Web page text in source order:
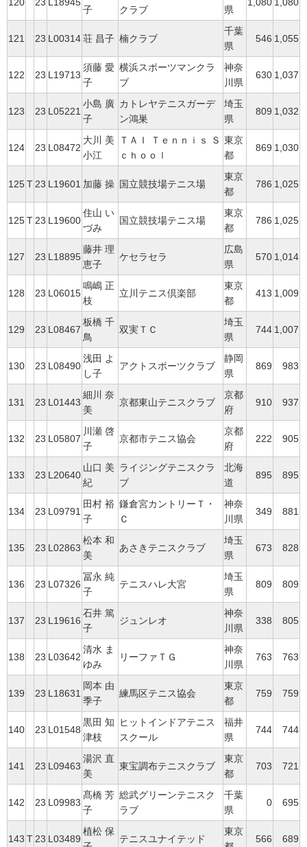
子
クラブ
県
121 23 L00314荘 昌子 楠クラブ
千葉
県
546 1,055
122 23 L19713
須藤 愛
子
横浜スポーツマンクラ
ブ
神奈
川県
630 1,037
123 23 L05221
小島 廣
子
カトレヤテニスガーデ
ン鴻巣
埼玉
県
809 1,032
124 23 L08472
大川 美
小江
ＴＡＩ Ｔｅｎｎｉｓ Ｓ
ｃｈｏｏｌ
東京
都
869 1,030
125T 23 L19601 加藤 操 国立競技場テニス場
東京
都
786 1,025
125T 23 L19600
住山 い
づみ
国立競技場テニス場
東京
都
786 1,025
127 23 L18895
藤井 理
恵子
ケセラセラ
広島
県
570 1,014
128 23 L06015
鳴嶋 正
枝
立川テニス倶楽部
東京
都
413 1,009
129 23 L08467
板橋 千
鳥
双実ＴＣ
埼玉
県
744 1,007
130 23 L08490
浅田 よ
し子
アクトスポーツクラブ
静岡
県
869 983
131 23 L01443
細川 奈
美
京都東山テニスクラブ
京都
府
910 937
132 23 L05807
川瀬 啓
子
京都市テニス協会
京都
府
222 905
133 23 L20640
山口 美
紀
ライジングテニスクラ
ブ
北海
道
895 895
134 23 L09791
田村 裕
子
鎌倉宮カントリーＴ・
Ｃ
神奈
川県
349 881
135 23 L02863
松本 和
美
あさきテニスクラブ
埼玉
県
673 828
136 23 L07326
冨永 純
子
テニスハレ大宮
埼玉
県
809 809
137 23 L19616
石井 篤
子
ジュンレオ
神奈
川県
338 805
138 23 L03642
清水 ま
ゆみ
リーファＴＧ
神奈
川県
763 763
139 23 L18631
岡本 由
季子
練馬区テニス協会
東京
都
759 759
140 23 L01548
黒田 知
津枝
ヒットインドアテニス
スクール
福井
県
744 744
141 23 L09463
湯沢 直
美
東宝調布テニスクラブ
東京
都
703 721
142 23 L09983
髙橋 芳
子
総武グリーンテニスク
ラブ
千葉
県
0 695
143 T 23 L03489
植松 保
テニスユナイテッド
東京
566 689